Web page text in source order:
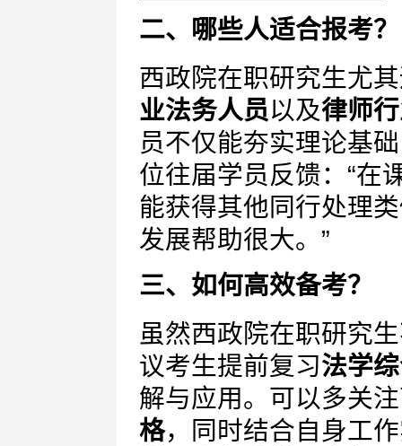
二、哪些人适合报考？
西政院在职研究生尤
业法务人员以及律师
员不仅能夯实理论基
位往届学员反馈：“在
能获得其他同行处理
发展帮助很大。”
三、如何高效备考？
虽然西政院在职研究
议考生提前复习法学
解与应用。可以多关
格，同时结合自身工